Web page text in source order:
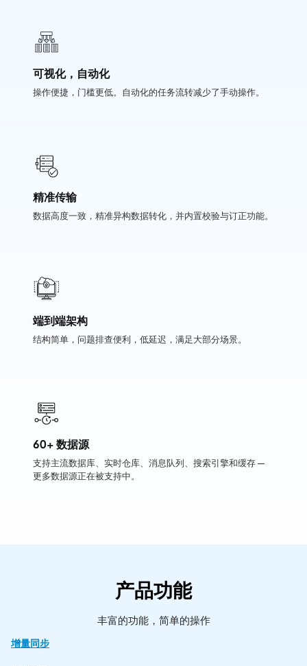
可视化，自动化
操作便捷，门槛更低。自动化的任务流转减少了手动操作。
精准传输
数据高度一致，精准异构数据转化，并内置校验与订正功能。
端到端架构
结构简单，问题排查便利，低延迟，满足大部分场景。
60+ 数据源
支持主流数据库、实时仓库、消息队列、搜索引擎和缓存 —
更多数据源正在被支持中。
产品功能
丰富的功能，简单的操作
增量同步